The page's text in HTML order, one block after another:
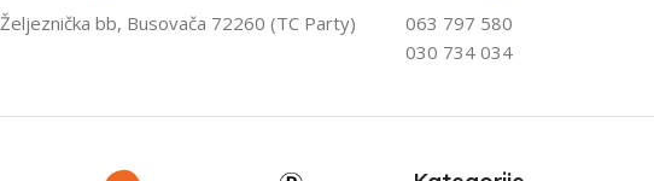
Željeznička bb, Busovača 72260 (TC Party)
063 797 580
030 734 034